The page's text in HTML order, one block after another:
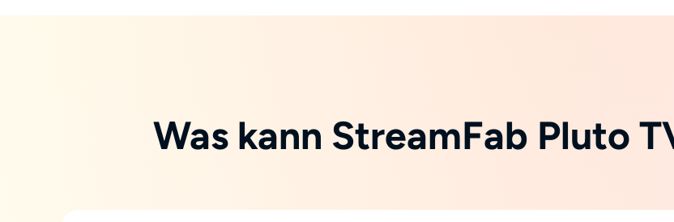
Was kann StreamFab Pluto